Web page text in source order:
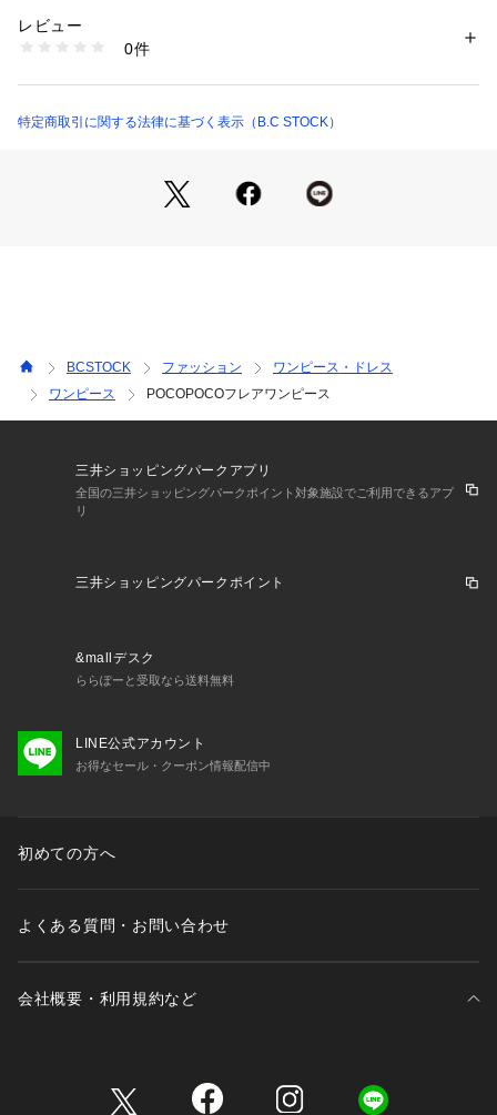
【素材の特徴】
表面感のあるサッカー素材を使用。
ボリュームスリーブで着るだけで立体感が出てテクニック要ら
サンダルやスニーカーなど小物合わせでテイストを変えて楽し
めます。
ださい。
こちらの商品は、SLOBE IENAでの取り扱いになります。
直接店舗へお問い合わせの際はSLOBE IENA店舗へお願い致し
ります。
予めご了承ください。
※商品の色味は、商品アップ画像をご参照ください。
詳細着用スタッフ身長:163cm  着用サイズ:フリー
生産国：中国
洗濯：本体:洗濯機洗い（弱）、ペチコート:洗濯機洗い（弱）
商品番号：1099200004167 （モール）
レビュー
0件
特定商取引に関する法律に基づく表示（B.C STOCK）
BCSTOCK ファッション
ワンピース・ドレス
ワンピース
POCOPOCOフレアワンピース
三井ショッピングパークアプリ
全国の三井ショッピングパークポイント対象施設でご利用できるアプ
リ
三井ショッピングパークポイント
&mallデスク
ららぽーと受取なら送料無料
LINE公式アカウント
お得なセール・クーポン情報配信中
初めての方へ
よくある質問・お問い合わせ
会社概要・利用規約など